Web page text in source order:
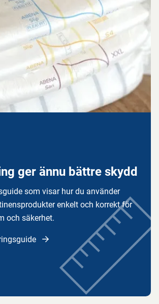
ger ännu bättre skydd
som visar hur du använder
enkelt och korrekt för
och säkerhet.